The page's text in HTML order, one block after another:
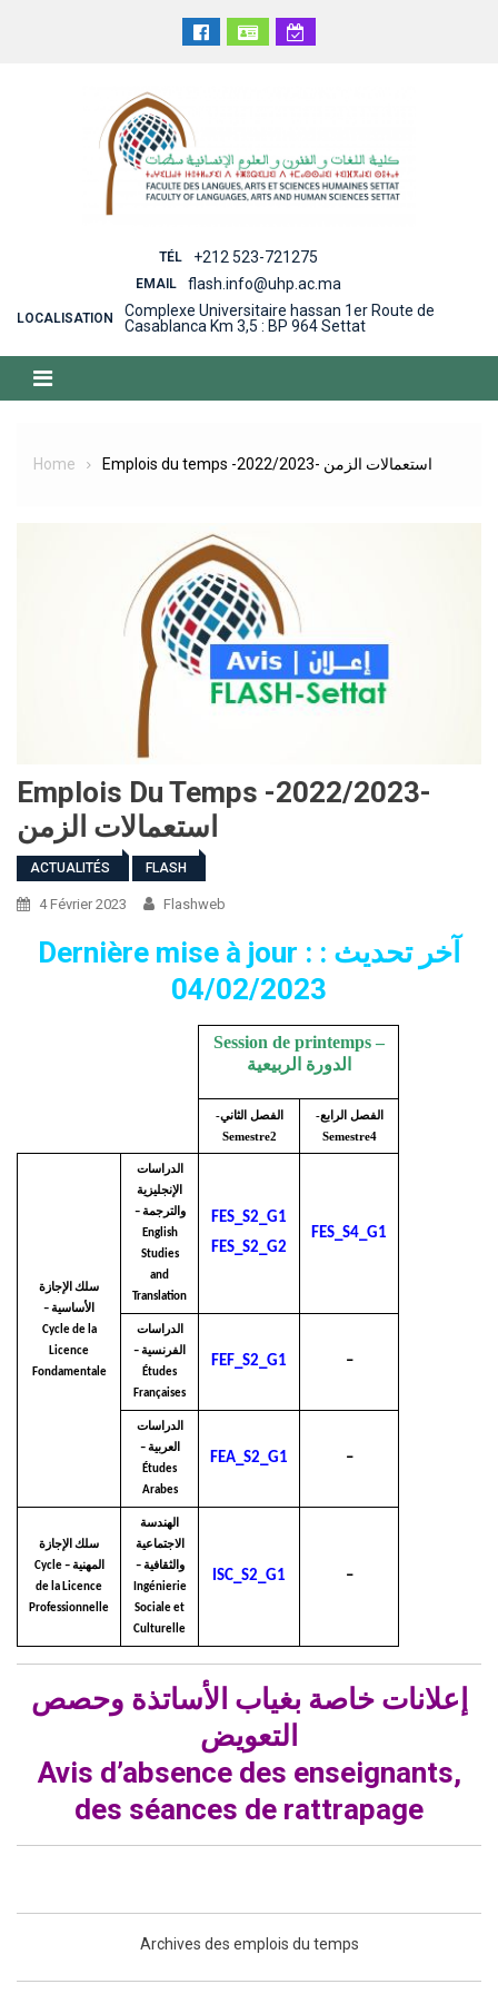
TÉL +212 523-721275
EMAIL flash.info@uhp.ac.ma
LOCALISATION
Complexe Universitaire hassan 1er Route de
Casablanca Km 3,5 : BP 964 Settat
Home Emplois du temps -2022/2023- استعمالات الزمن
Emplois Du Temps -2022/2023-
استعمالات الزمن
ACTUALITÉS FLASH
4 Février 2023 Flashweb
Dernière mise à jour : آخر تحديث :
04/02/2023
Session de printemps –
الدورة الربيعية
الفصل الثاني-
Semestre2
الفصل الرابع-
Semestre4
سلك الإجازة
الأساسية –
Cycle de la
Licence
Fondamentale
الدراسات
الإنجليزية
والترجمة –
English
Studies
and
Translation
FES_S2_G1
FES_S2_G2
FES_S4_G1
الدراسات
الفرنسية –
Études
Françaises
FEF_S2_G1 –
الدراسات
العربية –
Études
Arabes
FEA_S2_G1 –
سلك الإجازة
المهنية – Cycle
de la Licence
Professionnelle
الهندسة
الاجتماعية
والثقافية –
Ingénierie
Sociale et
Culturelle
ISC_S2_G1 –
إعلانات خاصة بغياب الأساتذة وحصص
التعويض
Avis d’absence des enseignants,
des séances de rattrapage
Archives des emplois du temps